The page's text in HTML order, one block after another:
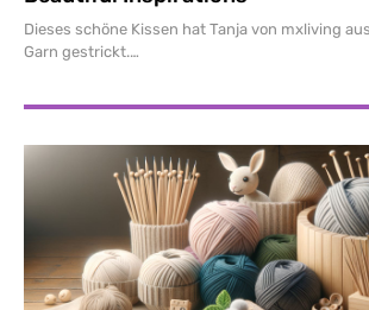
Dieses schöne Kissen hat Tanja von mxliving
Garn gestrickt.